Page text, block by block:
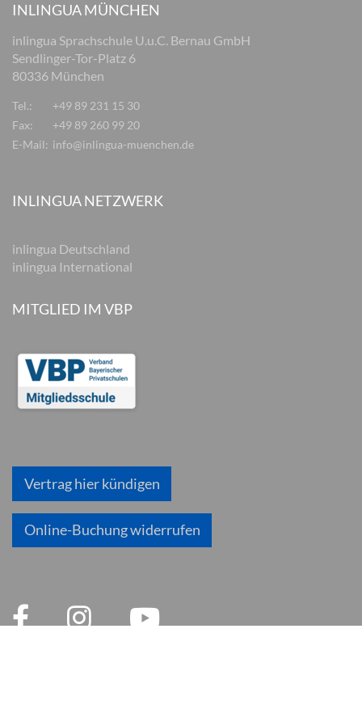
INLINGUA MÜNCHEN
inlingua Sprachschule U.u.C. Bernau GmbH
Sendlinger-Tor-Platz 6
80336 München
Tel.:
+49 89 231 15 30
Fax:
+49 89 260 99 20
E-Mail: info@inlingua-muenchen.de
INLINGUA NETZWERK
inlingua Deutschland
inlingua International
MITGLIED IM VBP
Vertrag hier kündigen
Online-Buchung widerrufen